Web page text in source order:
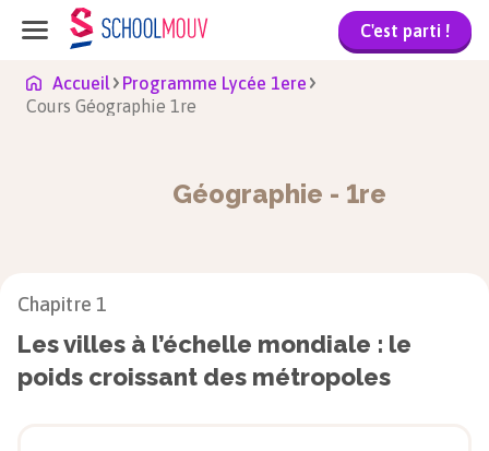
C'est parti !
Accueil
Programme Lycée 1ere
Cours Géographie 1re
Géographie - 1re
Chapitre 1
Les villes à l’échelle mondiale : le
poids croissant des métropoles